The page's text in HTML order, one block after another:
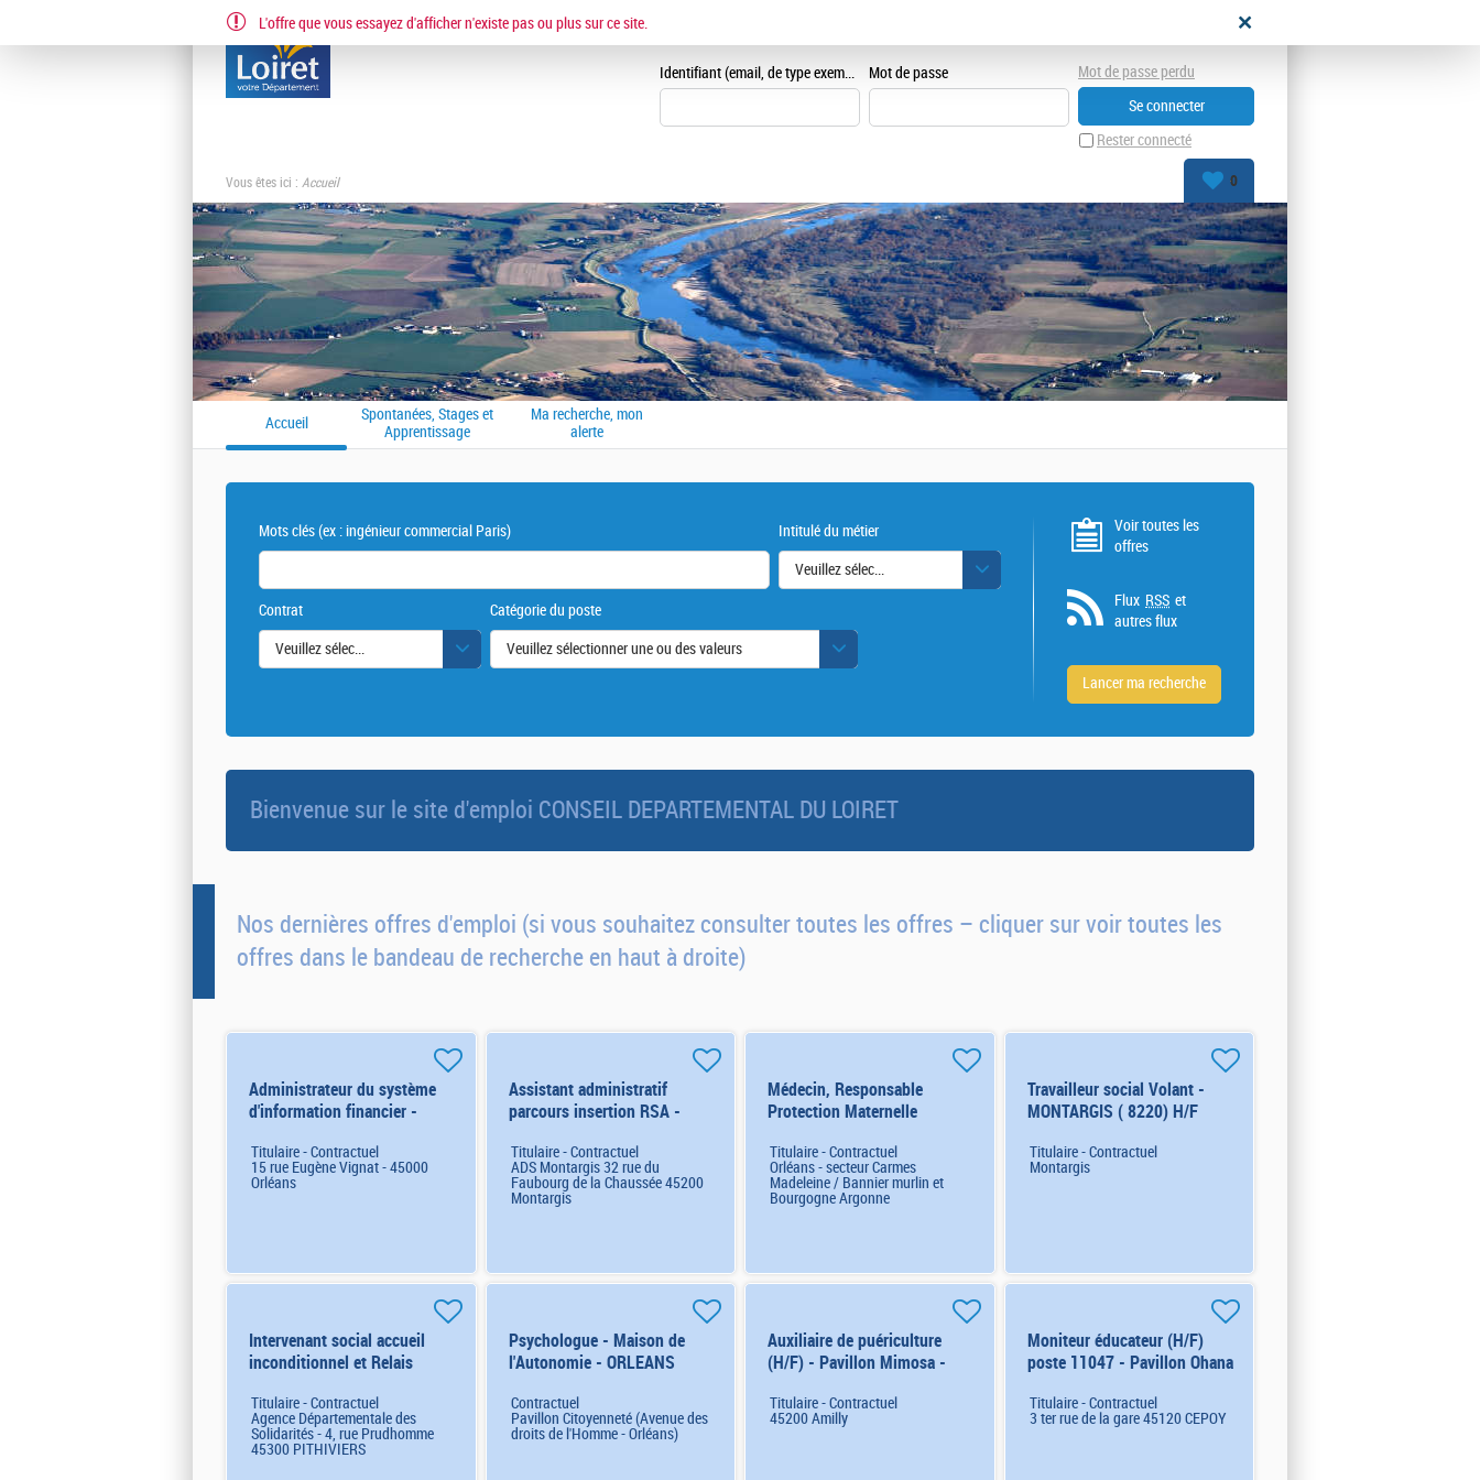
Identifiant (email, de type exemple@exemple.fr) Mot de passe
Rester connecté
Mot de passe perdu
Vous êtes ici : Accueil 0
Accueil
Spontanées, Stages et
Apprentissage
Ma recherche, mon
alerte
Mots clés(ex : ingénieur commercial Paris) Intitulé du métier
Veuillez sélectionner une ou des valeurs
Contrat
Veuillez sélectionner une ou des valeurs
Catégorie du poste
Veuillez sélectionner une ou des valeurs
Voir toutes les
offres
Flux RSS et
autres flux
L'offre que vous essayez d'afficher n'existe pas ou plus sur ce site.
Bienvenue sur le site d'emploi CONSEIL DEPARTEMENTAL DU LOIRET
Nos dernières offres d'emploi (si vous souhaitez consulter toutes les offres – cliquer sur voir toutes les
offres dans le bandeau de recherche en haut à droite)
Administrateur du système
d'information financier -
Titulaire - Contractuel
15 rue Eugène Vignat - 45000
Orléans
Assistant administratif
parcours insertion RSA -
Titulaire - Contractuel
ADS Montargis 32 rue du
Faubourg de la Chaussée 45200
Montargis
Médecin, Responsable
Protection Maternelle
H/F
Titulaire - Contractuel
Orléans - secteur Carmes
Madeleine / Bannier murlin et
Bourgogne Argonne
Travailleur social Volant -
MONTARGIS ( 8220) H/F
Titulaire - Contractuel
Montargis
Intervenant social accueil
inconditionnel et Relais
(8338) H/F
Titulaire - Contractuel
Agence Départementale des
Solidarités - 4, rue Prudhomme
45300 PITHIVIERS
Psychologue - Maison de
l'Autonomie - ORLEANS
H/F
Contractuel
Pavillon Citoyenneté (Avenue des
droits de l'Homme - Orléans)
Auxiliaire de puériculture
(H/F) - Pavillon Mimosa -
Titulaire - Contractuel
45200 Amilly
Moniteur éducateur (H/F)
poste 11047 - Pavillon Ohana
Titulaire - Contractuel
3 ter rue de la gare 45120 CEPOY